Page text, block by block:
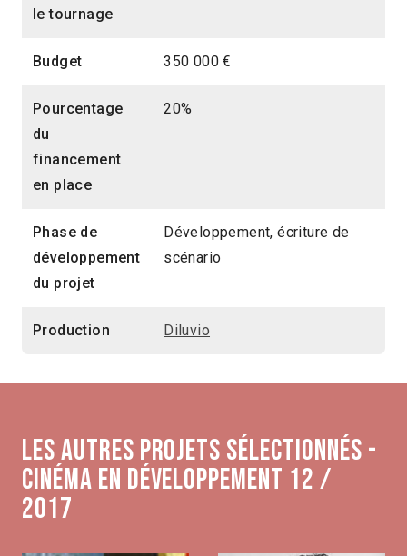
le tournage
Budget 350 000 €
Pourcentage
du
financement
en place
20%
Phase de
développement
du projet
Développement, écriture de
scénario
Production Diluvio
Les autres projets sélectionnés -
Cinéma en développement 12 /
2017